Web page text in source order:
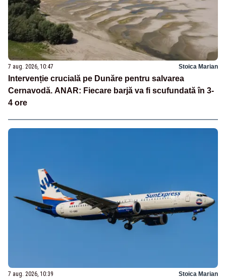
7 aug. 2026, 10:47 Stoica Marian
Intervenție crucială pe Dunăre pentru salvarea
Cernavodă. ANAR: Fiecare barjă va fi scufundată în 3-
4 ore
7 aug. 2026, 10:39 Stoica Marian